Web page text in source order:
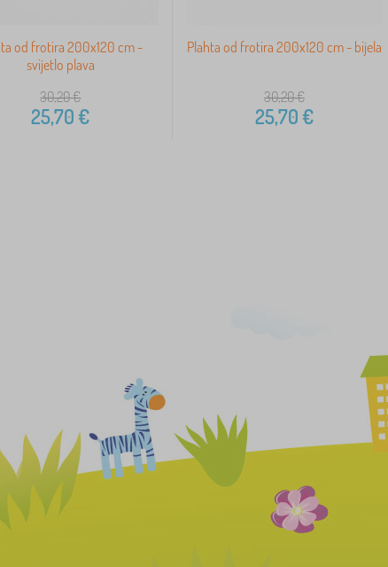
od frotira 200x120 cm -
svijetlo plava
30,20€
25,70€
Plahta od frotira 200x120 cm - bijela
30,20€
25,70€